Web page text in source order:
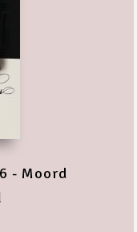
- Moord